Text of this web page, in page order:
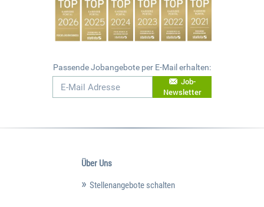
Passende Jobangebote per E-Mail erhalten:
Job-
Newsletter
Über Uns
Stellenangebote schalten